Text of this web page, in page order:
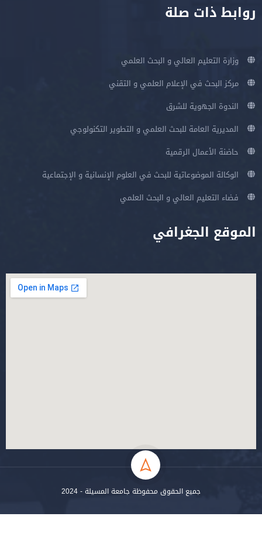
روابط ذات صلة
وزارة التعليم العالي و البحث العلمي
مركز البحث في الإعلام العلمي و التقني
الندوة الجهوية للشرق
المديرية العامة للبحث العلمي و التطوير التكنولوجي
حاضنة الأعمال الرقمية
الوكالة الموضوعاتية للبحث في العلوم الإنسانية و الإجتماعية
فضاء التعليم العالي و البحث العلمي
الموقع الجغرافي
جميع الحقوق محفوظة جامعة المسيلة - 2024